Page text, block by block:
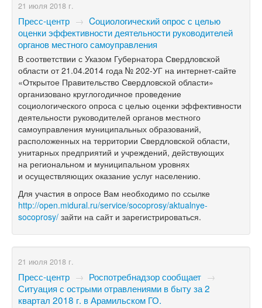
21 июля 2018 г.
Пресс-центр → Cоциологический опрос с целью
оценки эффективности деятельности руководителей
органов местного самоуправления
В соответствии с Указом Губернатора Свердловской
области от 21.04.2014 года № 202-УГ на интернет-сайте
«Открытое Правительство Свердловской области»
организовано круглогодичное проведение
социологического опроса с целью оценки эффективности
деятельности руководителей органов местного
самоуправления муниципальных образований,
расположенных на территории Свердловской области,
унитарных предприятий и учреждений, действующих
на региональном и муниципальном уровнях
и осуществляющих оказание услуг населению.
Для участия в опросе Вам необходимо по ссылке
http://open.midural.ru/service/socoprosy/aktualnye-
socoprosy/ зайти на сайт и зарегистрироваться.
21 июля 2018 г.
Пресс-центр → Роспотребнадзор сообщает →
Ситуация с острыми отравлениями в быту за 2
квартал 2018 г. в Арамильском ГО.